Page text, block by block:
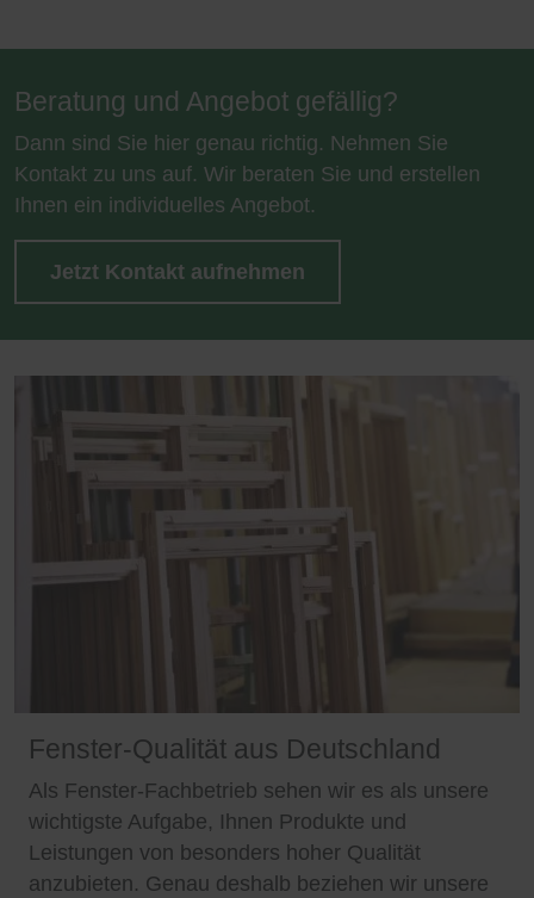
Beratung und Angebot gefällig?
Dann sind Sie hier genau richtig. Nehmen Sie
Kontakt zu uns auf. Wir beraten Sie und erstellen
Ihnen ein individuelles Angebot.
Jetzt Kontakt aufnehmen
Fenster-Qualität aus Deutschland
Als Fenster-Fachbetrieb sehen wir es als unsere
wichtigste Aufgabe, Ihnen Produkte und
Leistungen von besonders hoher Qualität
anzubieten. Genau deshalb beziehen wir unsere